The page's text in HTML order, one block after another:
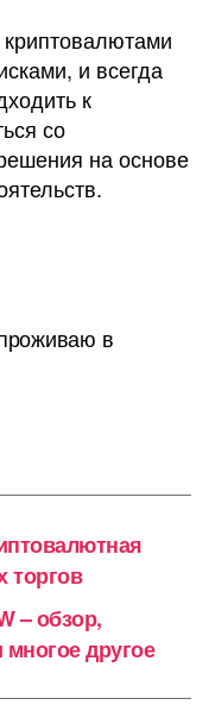
и всегда
к
со
на основе
в
торгов
– обзор,
другое